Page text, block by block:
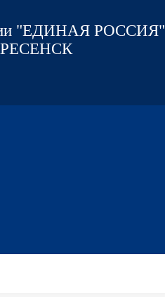
"ЕДИНАЯ РОССИЯ"